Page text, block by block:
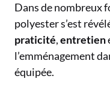
Dans de nombreux
polyester s’est
praticité,entretien
l’emménagement
équipée.